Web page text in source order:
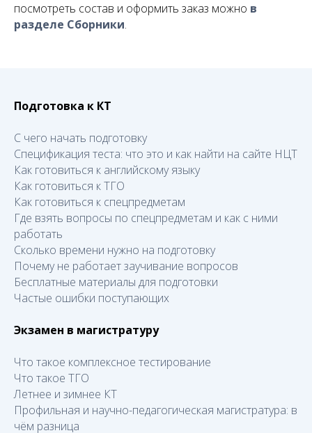
посмотреть состав и оформить заказ можно в
разделе Сборники.
Подготовка к КТ
С чего начать подготовку
Спецификация теста: что это и как найти на сайте НЦТ
Как готовиться к английскому языку
Как готовиться к ТГО
Как готовиться к спецпредметам
Где взять вопросы по спецпредметам и как с ними
работать
Сколько времени нужно на подготовку
Почему не работает заучивание вопросов
Бесплатные материалы для подготовки
Частые ошибки поступающих
Экзамен в магистратуру
Что такое комплексное тестирование
Что такое ТГО
Летнее и зимнее КТ
Профильная и научно-педагогическая магистратура: в
чём разница